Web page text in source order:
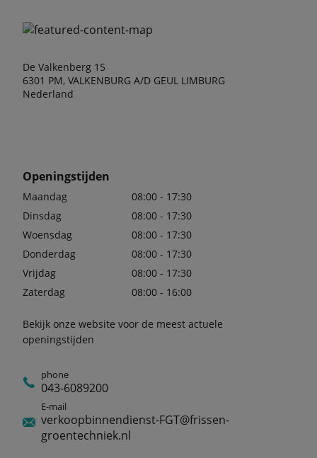
De Valkenberg 15
6301 PM, VALKENBURG A/D GEUL LIMBURG
Nederland
Openingstijden
Maandag
08:00 - 17:30
Dinsdag
08:00 - 17:30
Woensdag
08:00 - 17:30
Donderdag
08:00 - 17:30
Vrijdag
08:00 - 17:30
Zaterdag
08:00 - 16:00
Bekijk onze website voor de meest actuele
openingstijden
phone
043-6089200
E-mail
verkoopbinnendienst-FGT@frissen-
groentechniek.nl